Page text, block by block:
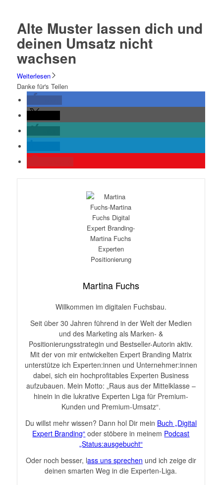
Alte Muster lassen dich und
deinen Umsatz nicht
wachsen
Weiterlesen
Danke für's Teilen
Martina Fuchs
Willkommen im digitalen Fuchsbau.
Seit über 30 Jahren führend in der Welt der Medien
und des Marketing als Marken- &
Positionierungsstrategin und Bestseller-Autorin aktiv.
Mit der von mir entwickelten Expert Branding Matrix
unterstütze ich Experten:innen und Unternehmer:innen
dabei, sich ein hochprofitables Experten Business
aufzubauen. Mein Motto: „Raus aus der Mittelklasse –
hinein in die lukrative Experten Liga für Premium-
Kunden und Premium-Umsatz“.
Du willst mehr wissen? Dann hol Dir mein Buch „Digital
Expert Branding“ oder stöbere in meinem Podcast
„Status:ausgebucht“
Oder noch besser, lass uns sprechen und ich zeige dir
deinen smarten Weg in die Experten-Liga.